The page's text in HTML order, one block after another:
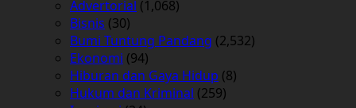
Advertorial (1,068)
Bisnis (30)
Bumi Tuntung Pandang (2,532)
Ekonomi (94)
Hiburan dan Gaya Hidup (8)
Hukum dan Kriminal (259)